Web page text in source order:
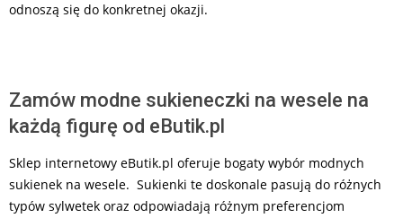
odnoszą się do konkretnej okazji.
Zamów modne sukieneczki na wesele na
każdą figurę od eButik.pl
Sklep internetowy eButik.pl oferuje bogaty wybór modnych
sukienek na wesele. Sukienki te doskonale pasują do różnych
typów sylwetek oraz odpowiadają różnym preferencjom